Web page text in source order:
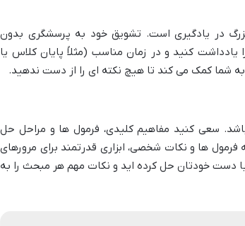
در یادگیری است. تشویق خود به پرسشگری بدون
کنید و در زمان مناسب (مثلاً پایان کلاس یا
به شما کمک می کند تا هیچ نکته ای را از دست ندهید.
سعی کنید مفاهیم کلیدی، فرمول ها و مراحل حل
ها و نکات شخصی، ابزاری قدرتمند برای مرورهای
دست خودتان حل کرده اید و نکات مهم هر مبحث را به